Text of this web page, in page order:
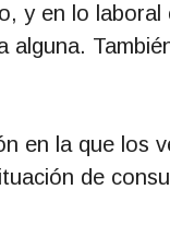
y en lo
alguna.
en la que los
de